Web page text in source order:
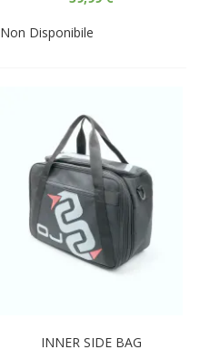
Non Disponibile
INNER SIDE BAG